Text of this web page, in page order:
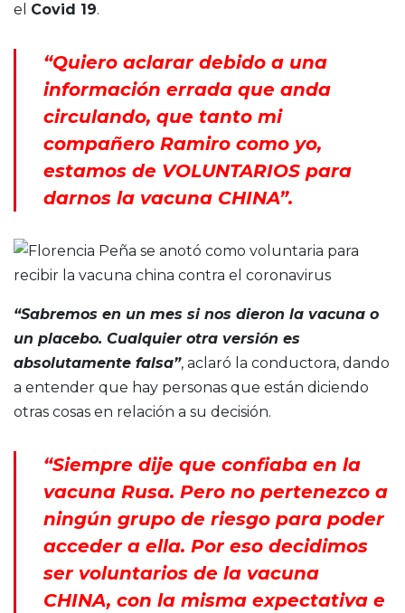
el Covid 19.
“Quiero aclarar debido a una
información errada que anda
circulando, que tanto mi
compañero Ramiro como yo,
estamos de VOLUNTARIOS para
darnos la vacuna CHINA”.
“Sabremos en un mes si nos dieron la vacuna o
un placebo. Cualquier otra versión es
absolutamente falsa”, aclaró la conductora, dando
a entender que hay personas que están diciendo
otras cosas en relación a su decisión.
“Siempre dije que confiaba en la
vacuna Rusa. Pero no pertenezco a
ningún grupo de riesgo para poder
acceder a ella. Por eso decidimos
ser voluntarios de la vacuna
CHINA, con la misma expectativa e